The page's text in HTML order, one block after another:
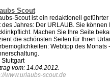
Scout
Scout ist ein redaktionell
des Jahres: Der URLAUB. Sie
Machen Sie Ihre Seite
die schönsten Seiten für Ihren
Webtipp des
Stuttgart
vom: 14.04.2012.
www.urlaubs-scout.de